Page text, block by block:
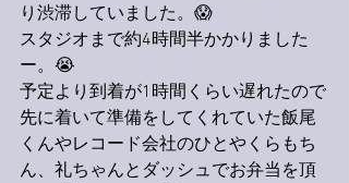
り渋滞していました。😱
スタジオまで約4時間半かかりました
ー。😭
予定より到着が1時間くらい遅れたので
先に着いて準備をしてくれていた飯尾
くんやレコード会社のひとやくらもち
ん、礼ちゃんとダッシュでお弁当を頂